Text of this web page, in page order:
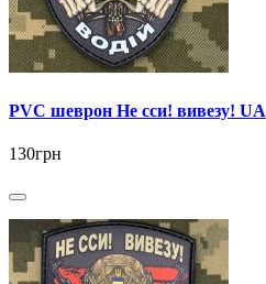
PVC шеврон Не сси! вивезу! UA
130грн